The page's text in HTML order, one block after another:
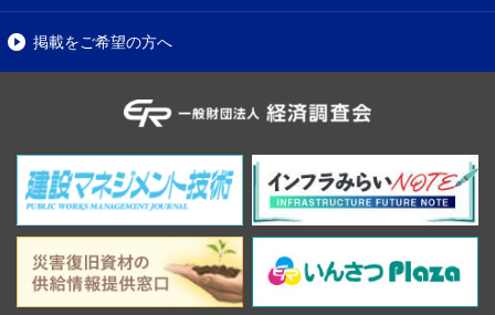
掲載をご希望の方へ